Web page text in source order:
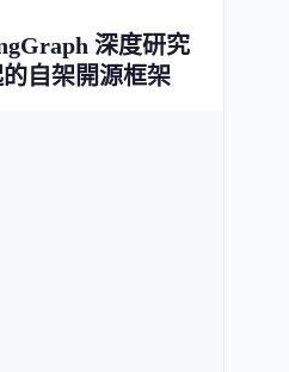
深度研究
自架開源框架